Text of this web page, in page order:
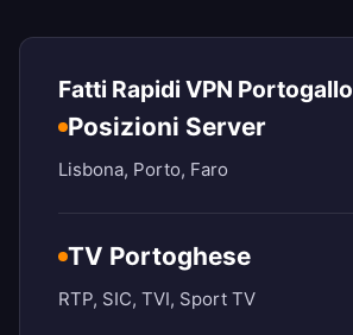
Fatti Rapidi VPN Portogallo
Posizioni Server
Lisbona, Porto, Faro
TV Portoghese
RTP, SIC, TVI, Sport TV